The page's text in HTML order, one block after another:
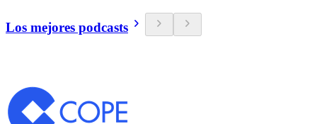
Los mejores podcasts